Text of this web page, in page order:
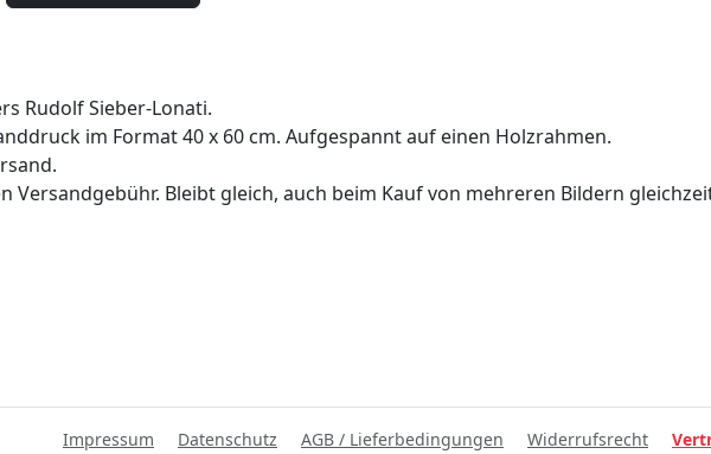
Rudolf Sieber-Lonati.
im Format 40 x 60 cm. Aufgespannt auf einen Holzrahmen.
Versandgebühr. Bleibt gleich, auch beim Kauf von mehreren Bildern
Impressum Datenschutz AGB / Lieferbedingungen Widerrufsrecht